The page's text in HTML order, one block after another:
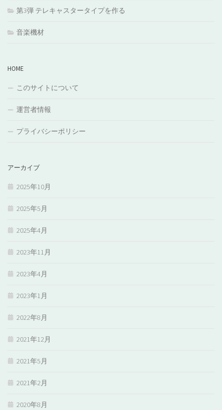
第3弾 テレキャスタータイプを作る
音楽機材
HOME
このサイトについて
運営者情報
プライバシーポリシー
アーカイブ
2025年10月
2025年5月
2025年4月
2023年11月
2023年4月
2023年1月
2022年8月
2021年12月
2021年5月
2021年2月
2020年8月